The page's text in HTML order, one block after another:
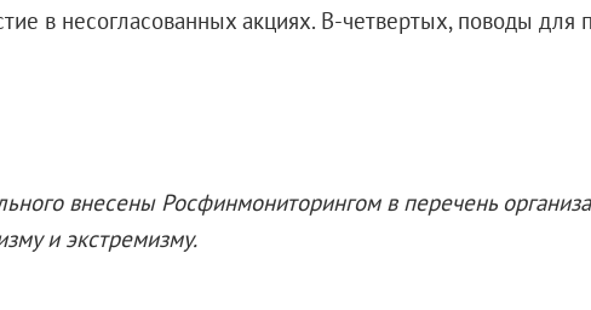
в несогласованных акциях. В-четвертых, поводы для
внесены Росфинмониторингом в перечень
и экстремизму.